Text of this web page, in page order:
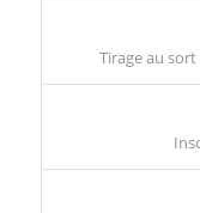
Tirage au